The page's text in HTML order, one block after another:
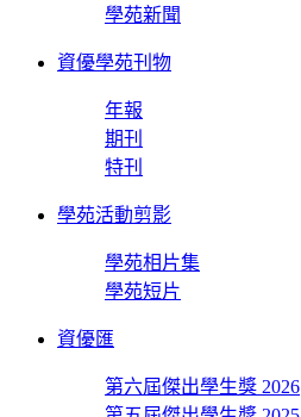
學苑新聞
資優學苑刊物
年報
期刊
特刊
學苑活動剪影
學苑相片集
學苑短片
資優匯
第六屆傑出學生獎 2026